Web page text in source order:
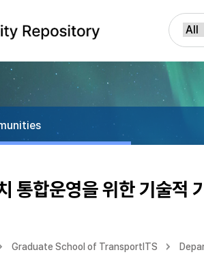
통합운영을 위한 기술적
Graduate School of TransportITS